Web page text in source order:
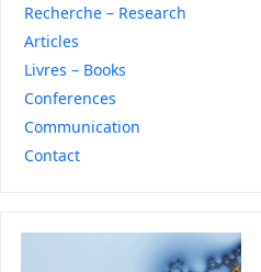
Recherche – Research
Articles
Livres – Books
Conferences
Communication
Contact